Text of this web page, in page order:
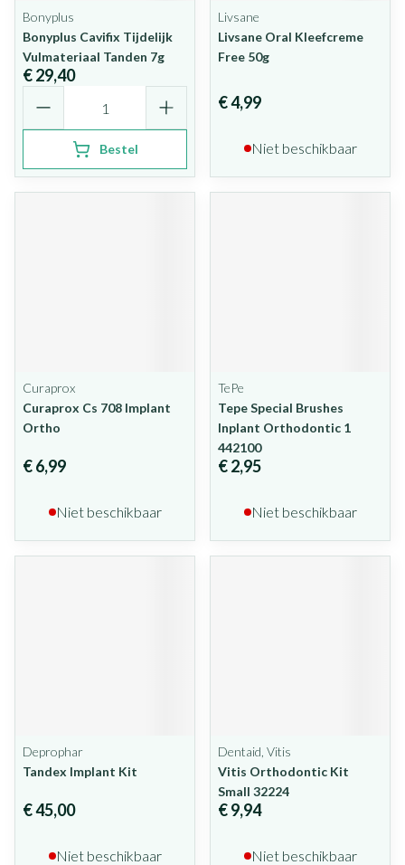
Bonyplus
Bonyplus Cavifix Tijdelijk
Vulmateriaal Tanden 7g
€ 29,40
Bestel
Livsane
Livsane Oral Kleefcreme
Free 50g
€ 4,99
Niet beschikbaar
Curaprox
Curaprox Cs 708 Implant
Ortho
€ 6,99
Niet beschikbaar
TePe
Tepe Special Brushes
Inplant Orthodontic 1
442100
€ 2,95
Niet beschikbaar
Deprophar
Tandex Implant Kit
€ 45,00
Niet beschikbaar
Dentaid, Vitis
Vitis Orthodontic Kit
Small 32224
€ 9,94
Niet beschikbaar